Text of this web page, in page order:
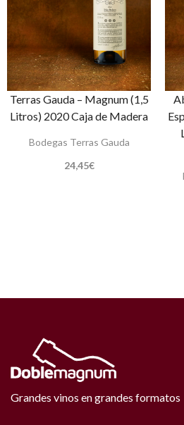
Terras Gauda – Magnum (1,5
Litros) 2020 Caja de Madera
Bodegas Terras Gauda
24,45€
Grandes vinos en grandes formatos